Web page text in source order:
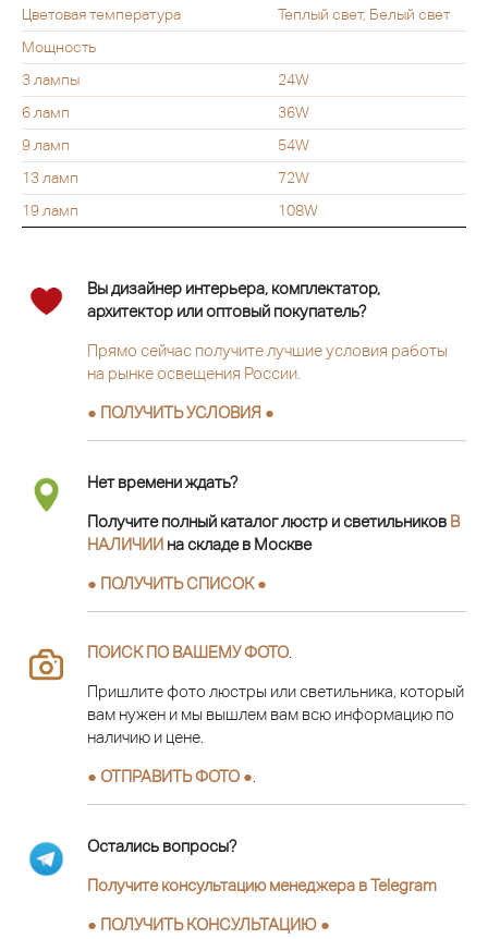
Цветовая температура
Теплый свет, Белый свет
Мощность
3 лампы
24W
6 ламп
36W
9 ламп
54W
13 ламп
72W
19 ламп
108W
Вы дизайнер интерьера, комплектатор,
архитектор или оптовый покупатель?
Прямо сейчас получите лучшие условия работы
на рынке освещения России.
● ПОЛУЧИТЬ УСЛОВИЯ ●
Нет времени ждать?
Получите полный каталог люстр и светильников В
НАЛИЧИИ на складе в Москве
● ПОЛУЧИТЬ СПИСОК ●
ПОИСК ПО ВАШЕМУ ФОТО
Пришлите фото люстры или светильника, который
вам нужен и мы вышлем вам всю информацию по
наличию и цене.
● ОТПРАВИТЬ ФОТО ●
Остались вопросы?
Получите консультацию менеджера в Telegram
● ПОЛУЧИТЬ КОНСУЛЬТАЦИЮ ●